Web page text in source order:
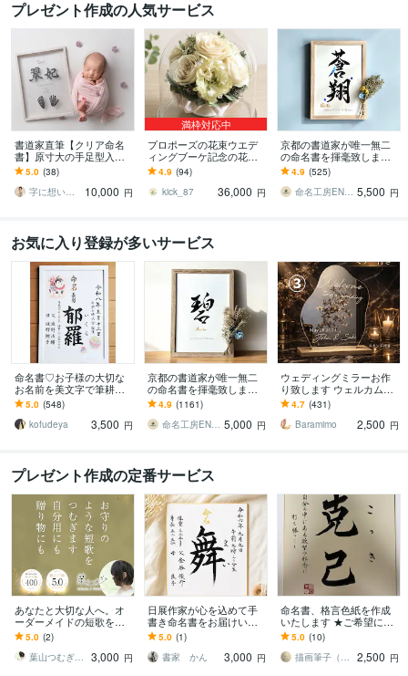
プレゼント作成の人気サービス
書道家直筆【クリア命名
書】原寸大の手足型入り
ます 質の高い命名書をリ
ーズナブルに/ニューボー
ン/手形アート
5.0 (38)
字に想いを込める書道家 瑞季
10,000 円
満枠対応中
プロポーズの花束ウエデ
ィングブーケ記念の花残
します 【ハイドーム】特
別な日の花を立体的に保
存 ドライ加工
4.9 (94)
kick_87
36,000 円
京都の書道家が唯一無二
の命名書を揮毫致します
(A4サイズ 額縁付き) 水彩
デザイン ギフト お七夜
4.9 (525)
命名工房ENMUSUBI 5,500 円
お気に入り登録が多いサービス
命名書♡お子様の大切な
お名前を美文字で筆耕し
ます 一生に一度の記念♡
美文字で定評のある書道
家におまかせください
5.0 (548)
kofudeya
3,500 円
京都の書道家が唯一無二
の命名書を揮毫致します
(A4サイズ 額縁付き) 出産
祝い お七夜 ギフト お宮参
り
4.9 (1161)
命名工房ENMUSUBI 5,000 円
ウェディングミラーお作
り致します ウェルカムス
ペースに飾ってはいかが
でしょうか?
4.7 (431)
Baramimo
2,500 円
プレゼント作成の定番サービス
あなたと大切な人へ。オ
ーダーメイドの短歌を贈
ります 誕生日や記念日の
プレゼント、グッズ制
作、待ち受け画面などに
5.0 (2)
葉山つむぎ｜精神科看護師・書く人
3,000 円
日展作家が心を込めて手
書き命名書をお届けいた
します 出産祝いに｜気軽
に飾れる命名書（色紙）
5.0 (1)
書家 かん
3,000 円
命名書、格言色紙を作成
いたします ★ご希望によ
りワンポイントまで無料
挿絵付き
5.0 (10)
描画筆子（代筆、筆耕、デザイン筆文字）
2,500 円